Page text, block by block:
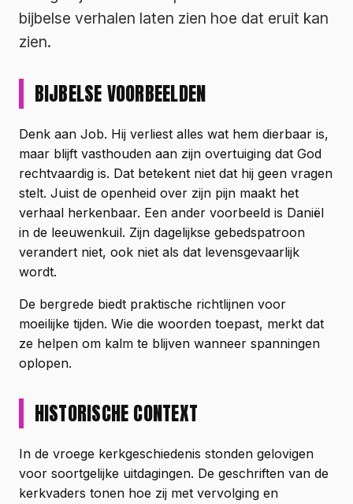
bijbelse verhalen laten zien hoe dat eruit kan
zien.
BIJBELSE VOORBEELDEN
Denk aan Job. Hij verliest alles wat hem dierbaar is,
maar blijft vasthouden aan zijn overtuiging dat God
rechtvaardig is. Dat betekent niet dat hij geen vragen
stelt. Juist de openheid over zijn pijn maakt het
verhaal herkenbaar. Een ander voorbeeld is Daniël
in de leeuwenkuil. Zijn dagelijkse gebedspatroon
verandert niet, ook niet als dat levensgevaarlijk
wordt.
De bergrede biedt praktische richtlijnen voor
moeilijke tijden. Wie die woorden toepast, merkt dat
ze helpen om kalm te blijven wanneer spanningen
oplopen.
HISTORISCHE CONTEXT
In de vroege kerkgeschiedenis stonden gelovigen
voor soortgelijke uitdagingen. De geschriften van de
kerkvaders tonen hoe zij met vervolging en